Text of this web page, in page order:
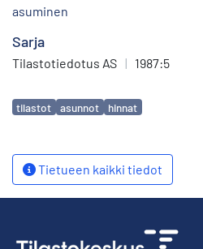
asuminen
Sarja
Tilastotiedotus AS | 1987:5
Avainsanat
tilastot asunnot hinnat
Tietueen kaikki tiedot